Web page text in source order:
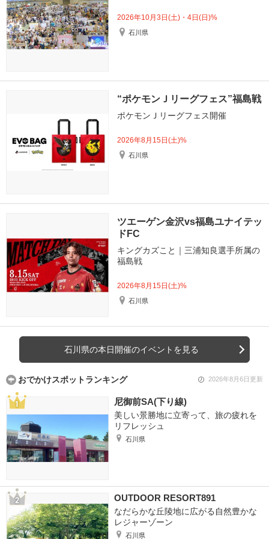
2026年10月3日(土)・4日(日)%
石川県
“ポケモンＪリーグフェス”福島戦
ポケモンＪリーグフェス開催
2026年8月15日(土)%
石川県
ツエーゲン金沢vs福島ユナイテッ
ドFC
キングカズこと｜三浦知良選手所属の
福島戦
2026年8月15日(土)%
石川県
石川県の本日開催のイベントを見る
おでかけスポットランキング 2026年8月6日更新
尼御前SA(下り線)
美しい景勝地に立寄って、旅の疲れを
リフレッシュ
石川県
OUTDOOR RESORT891
なだらかな丘陵地に広がる自然豊かな
レジャーゾーン
石川県